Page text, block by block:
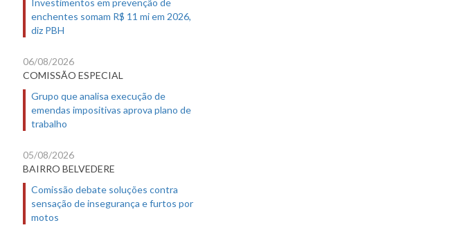
enchentes somam R$ 11 mi em 2026,
diz PBH
06/08/2026
COMISSÃO ESPECIAL
Grupo que analisa execução de
emendas impositivas aprova plano de
trabalho
05/08/2026
BAIRRO BELVEDERE
Comissão debate soluções contra
sensação de insegurança e furtos por
motos